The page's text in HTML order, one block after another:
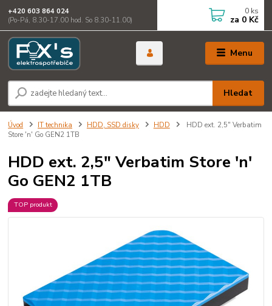
Menu
Hledat
+420 603 864 024
(Po-Pá, 8.30-17.00 hod. So 8.30-11.00)
0 ks
za 0 Kč
Úvod IT technika HDD, SSD disky HDD
HDD ext. 2,5" Verbatim
Store 'n' Go GEN2 1TB
HDD ext. 2,5" Verbatim Store 'n'
Go GEN2 1TB
TOP produkt